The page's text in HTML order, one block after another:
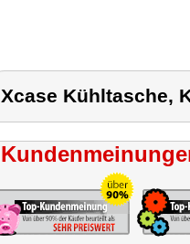
Xcase Kühltasche,